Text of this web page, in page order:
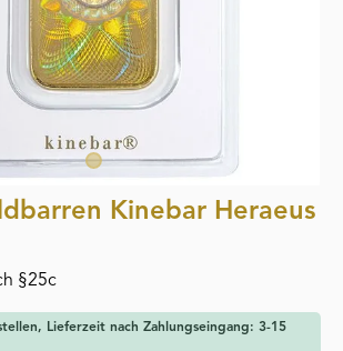
Kinebar Heraeus
§25c
Lieferzeit nach Zahlungseingang: 3-15